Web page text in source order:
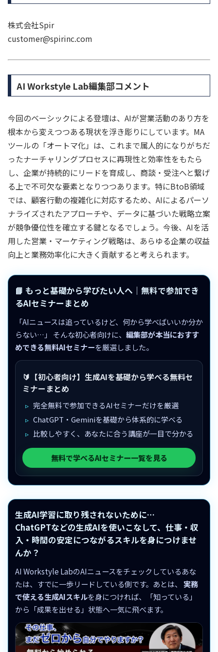
株式会社Spir
customer@spirinc.com
AI Workstyle Lab編集部コメント
今回のベーシックによる登壇は、AIが営業活動のあり方を
根本から変えつつある現状を浮き彫りにしています。MA
ツールの「オートマ化」は、これまで属人的になりがちだ
ったナーチャリングプロセスに再現性と効率性をもたら
し、企業が持続的にリードを育成し、商談・受注へと繋げ
る上で不可欠な要素となりつつあります。特にBtoB領域
では、顧客行動の複雑化に対応するため、AIによるパーソ
ナライズされたアプローチや、データに基づいた戦略立案
が競争優位性を確立する鍵となるでしょう。今後、AIを活
用した営業・マーケティング戦略は、あらゆる企業の収益
向上と業務効率化に大きく貢献すると考えられます。
📘 もっと基礎から学びたい人へ｜無料で参加でき
るAIセミナーまとめ
「AIニュースは追っているけど、何から学べばいいか分か
らない…」 そんな初心者向けに、 編集部が本当におすす
めできる無料AIセミナーを厳選しました。
🔰【初心者向け】生成AIを基礎から学べる無料セ
ミナーまとめ
完全無料で参加できるAIセミナーだけを厳選
ChatGPT・Geminiを基礎から体系的に学べる
比較しやすく、あなたに合う講座が一目で分かる
無料で学べるAIセミナー一覧を見る
生成AI学習に取り残されないために…
ChatGPTなどの生成AIを使いこなして、仕事・収
入・時間の安定につながるスキルを身につけませ
んか？
AI Workstyle LabのAIニュースをチェックしているあな
たは、すでに一歩リードしている側です。あとは、 実務
で使える生成AIスキルを身につければ、「知っている」
から「成果を出せる」状態へ一気に飛べます。